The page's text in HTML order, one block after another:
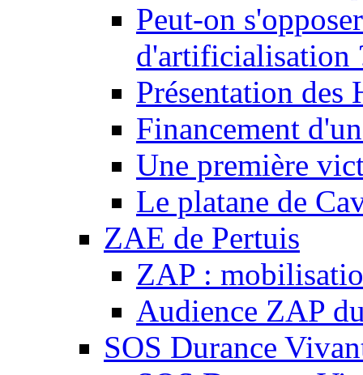
Peut-on
d'artificialisation
Présentation des
Financement
Une première
Le platane de
ZAE de Pertuis
ZAP :
Audience ZAP
SOS Durance